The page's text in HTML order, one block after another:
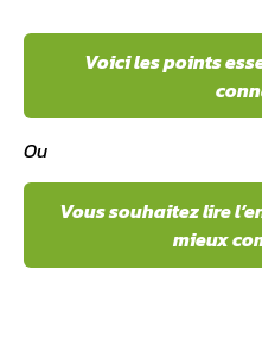
Voici les points
Ou
Vous souhaitez lire
mieux